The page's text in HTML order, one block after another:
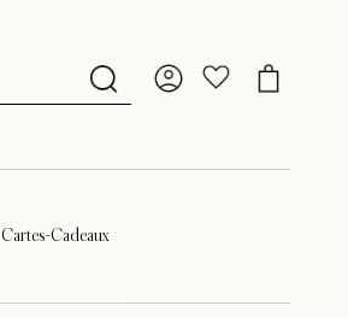
Cartes-Cadeaux